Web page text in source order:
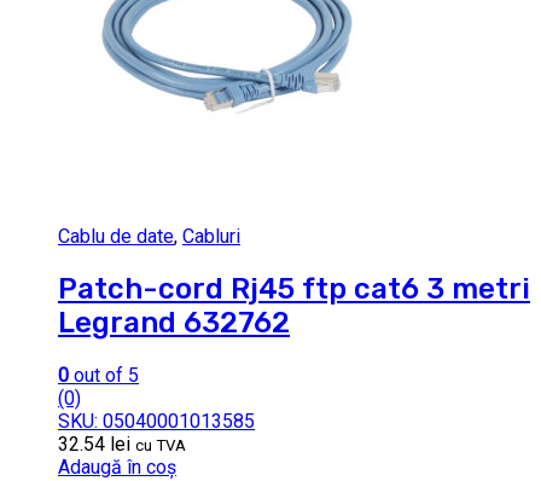
Cablu de date, Cabluri
Patch-cord Rj45 ftp cat6 3 metri
Legrand 632762
0 out of 5
(0)
SKU: 05040001013585
32.54 lei cu TVA
Adaugă în coș